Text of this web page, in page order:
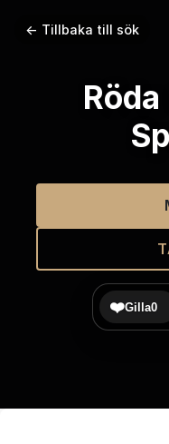
← Tillbaka till sök
❤️Gilla0